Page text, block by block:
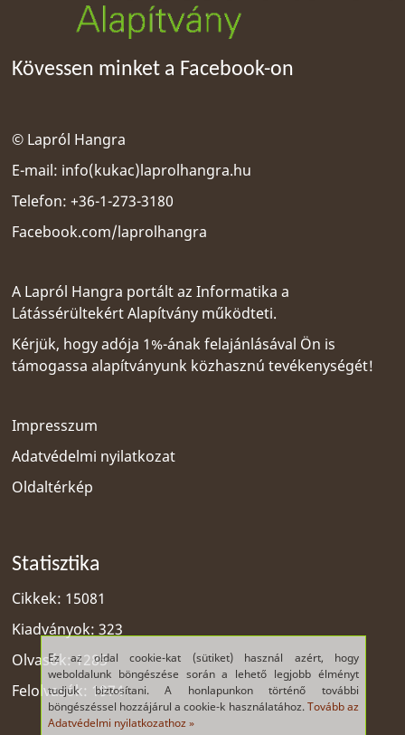
Ez az oldal cookie-kat (sütiket) használ azért, hogy
weboldalunk böngészése során a lehető legjobb élményt
tudjuk biztosítani. A honlapunkon történő további
böngészéssel hozzájárul a cookie-k használatához.Tovább az
Adatvédelmi nyilatkozathoz »
Kövessen minket a Facebook-on
© Lapról Hangra
E-mail: info(kukac)laprolhangra.hu
Telefon: +36-1-273-3180
Facebook.com/laprolhangra
A Lapról Hangra portált azInformatika a
Látássérültekért Alapítvány működteti.
Kérjük, hogy adója 1%-ának felajánlásával Ön is
támogassa alapítványunk közhasznú tevékenységét!
Impresszum
Adatvédelmi nyilatkozat
Oldaltérkép
Statisztika
Cikkek: 15081
Kiadványok: 323
Olvasók: 1285
Felolvasók: 1974